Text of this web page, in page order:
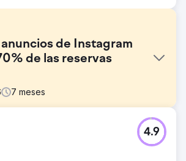
anuncios de Instagram
de las reservas
7 meses
turismo boutique dependía al 100% de
y las colaboraciones offline para
4.9